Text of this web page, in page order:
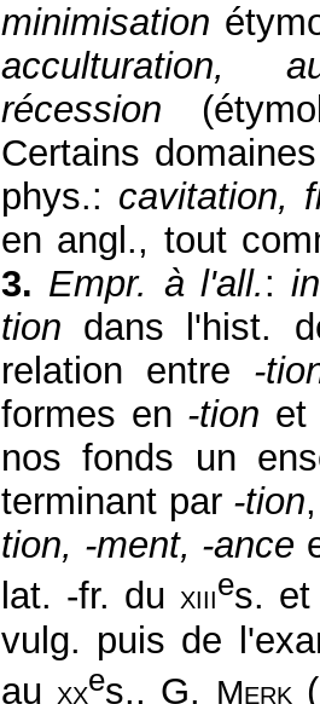
minimisation
acculturation,
récession
Certains
phys.: cavitation,
en angl., tout
3. Empr. à l'all.:
tion dans l'hist.
relation entre -
formes en -tion et
nos fonds un
terminant par -tion
tion, -ment, -ance
lat. -fr. du xiiies. et
vulg. puis de
au xxes., G. Merk (